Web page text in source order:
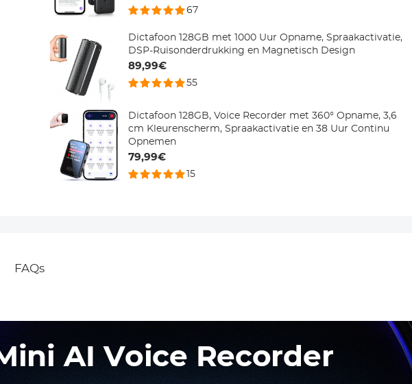
67
Dictafoon 128GB met 1000 Uur Opname, Spraakactivatie,
DSP-Ruisonderdrukking en Magnetisch Design
89,99€
55
Dictafoon 128GB, Voice Recorder met 360° Opname, 3,6
cm Kleurenscherm, Spraakactivatie en 38 Uur Continu
Opnemen
79,99€
15
FAQs